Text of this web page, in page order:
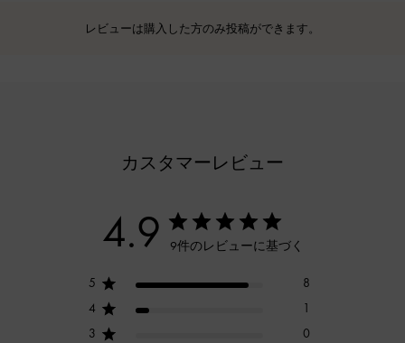
レビューは購入した方のみ投稿ができます。
カスタマーレビュー
4.9 9件のレビューに基づく
5
8
4
1
3
0